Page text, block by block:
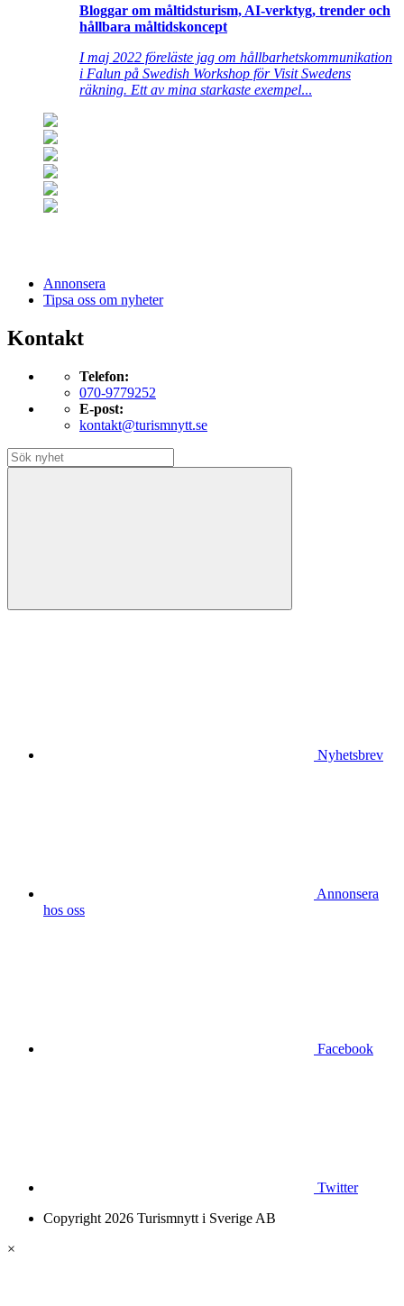
Bloggar om måltidsturism, AI-verktyg, trender och
hållbara måltidskoncept
I maj 2022 föreläste jag om hållbarhetskommunikation
i Falun på Swedish Workshop för Visit Swedens
räkning. Ett av mina starkaste exempel...
Annonsera
Tipsa oss om nyheter
Kontakt
Telefon:
070-9779252
E-post:
kontakt@turismnytt.se
Nyhetsbrev
Annonsera
hos oss
Facebook
Twitter
Copyright 2026 Turismnytt i Sverige AB
×